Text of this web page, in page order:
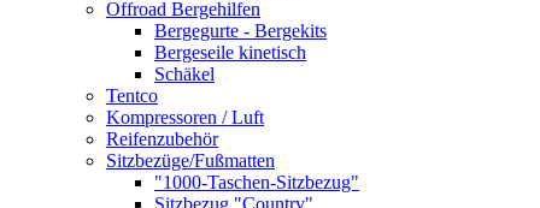
Offroad Bergehilfen
Bergegurte - Bergekits
Bergeseile kinetisch
Schäkel
Tentco
Kompressoren / Luft
Reifenzubehör
Sitzbezüge/Fußmatten
"1000-Taschen-Sitzbezug"
Sitzbezug "Country"